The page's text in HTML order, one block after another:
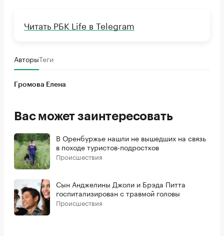
Читать РБК Life в Telegram
АвторыТеги
Громова Елена
Вас может заинтересовать
В Оренбуржье нашли не вышедших на связь
в походе туристов-подростков
Происшествия
Сын Анджелины Джоли и Брэда Питта
госпитализирован с травмой головы
Происшествия